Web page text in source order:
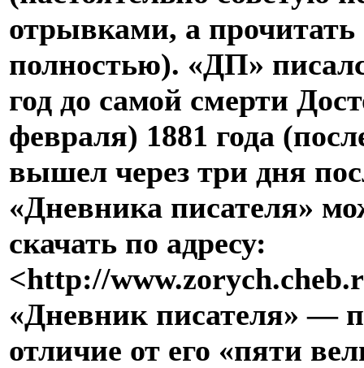
отрывками, а
полностью). «ДП»
год до самой смерти
февраля) 1881 года
вышел через три дня
«Дневника писателя»
скачать по адресу:
<http://
«Дневник писателя» —
отличие от его «пяти